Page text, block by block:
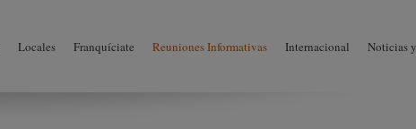
Locales Franquíciate Reuniones Informativas Internacional Noticias